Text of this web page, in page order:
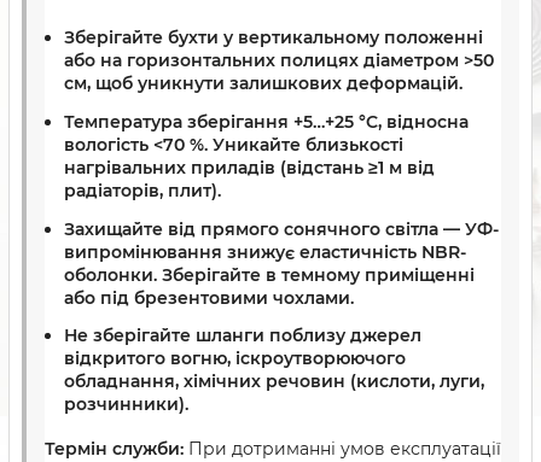
Зберігайте бухти у вертикальному положенні
або на горизонтальних полицях діаметром >50
см, щоб уникнути залишкових деформацій.
Температура зберігання +5…+25 °C, відносна
вологість <70 %. Уникайте близькості
нагрівальних приладів (відстань ≥1 м від
радіаторів, плит).
Захищайте від прямого сонячного світла — УФ-
випромінювання знижує еластичність NBR-
оболонки. Зберігайте в темному приміщенні
або під брезентовими чохлами.
Не зберігайте шланги поблизу джерел
відкритого вогню, іскроутворюючого
обладнання, хімічних речовин (кислоти, луги,
розчинники).
Термін служби: При дотриманні умов експлуатації